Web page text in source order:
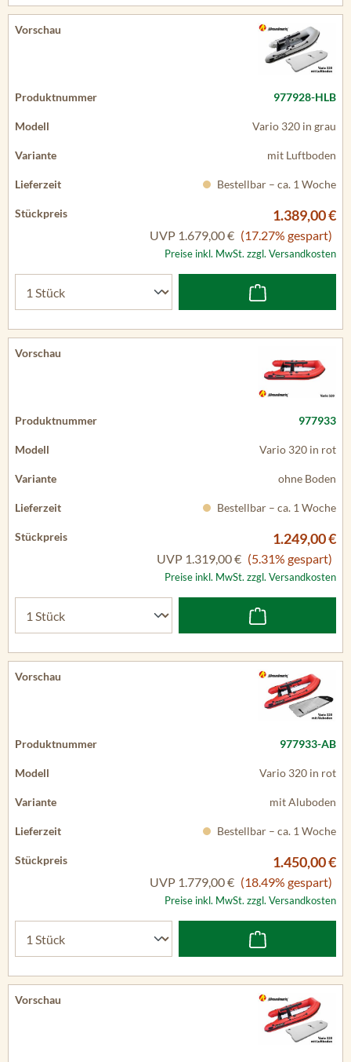
977928-HLB
Vario 320 in grau
mit Luftboden
Bestellbar – ca. 1 Woche
1.389,00 €
UVP 1.679,00 € (17.27% gespart)
Preise inkl. MwSt. zzgl. Versandkosten
977933
Vario 320 in rot
ohne Boden
Bestellbar – ca. 1 Woche
1.249,00 €
UVP 1.319,00 € (5.31% gespart)
Preise inkl. MwSt. zzgl. Versandkosten
977933-AB
Vario 320 in rot
mit Aluboden
Bestellbar – ca. 1 Woche
1.450,00 €
UVP 1.779,00 € (18.49% gespart)
Preise inkl. MwSt. zzgl. Versandkosten